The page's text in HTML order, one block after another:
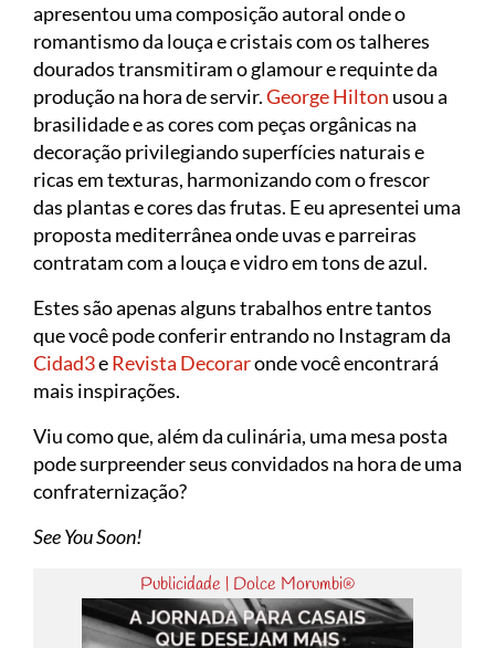
apresentou uma composição autoral onde o
romantismo da louça e cristais com os talheres
dourados transmitiram o glamour e requinte da
produção na hora de servir.George Hilton usou a
brasilidade e as cores com peças orgânicas na
decoração privilegiando superfícies naturais e
ricas em texturas, harmonizando com o frescor
das plantas e cores das frutas. E eu apresentei uma
proposta mediterrânea onde uvas e parreiras
contratam com a louça e vidro em tons de azul.
Estes são apenas alguns trabalhos entre tantos
que você pode conferir entrando no Instagram da
Cidad3eRevista Decoraronde você encontrará
mais inspirações.
Viu como que, além da culinária, uma mesa posta
pode surpreender seus convidados na hora de uma
confraternização?
See You Soon!
Publicidade | Dolce Morumbi®